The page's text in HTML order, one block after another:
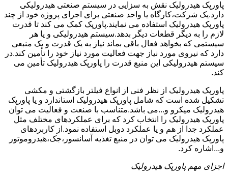
پاورپک هیدرولیک نقش به سزایی در سیستم صنعتی هیدرولیکی
دارد.یک شرکت،کارگاه یا واحد صنعتی برای اجرای پروژه خود از چند
پاورپک هیدرولیک استفاده می نمایند.پاورپک کمک می کند تا قدرت
لازم را به دیگر قطعات دیگر بدهد.سیستم هیدرولیکی و یا هر
سیستمی که بخواهد فعال باقی بماند نیاز به یک قدرت و یک منبعی
دارد که نیروی مورد نیاز جهت فعالیت مورد نیاز خود را تأمین کند.در
سیستم هیدرولیکی این منبع قدرت را پاورپک هیدرولیک تأمین می
کند.
پاورپک هیدرولیک از نظر فنی از انواع فیلتر بازگشتی و مکشی
تشکیل شده است که شامل پاورپک هیدرولیک استاندارد و یا پاورپک
هیدرولیک میکرو و...می باشد.متناسب با صنعت و فعالیت می توان
پاورپک هیدرولیک را انتخاب کرد که برای عملکردهای مختلف مثل
عملکرد جدا از هم و یا عملکرد دوبل استفاده نمود.از کاربردهای
پاورپک هیدرولیک می توان در منبع تغذیه آسانسور،جک،هیدروموتور
و...اشاره کرد.
اجزای مهم پاورپک هیدرولیک